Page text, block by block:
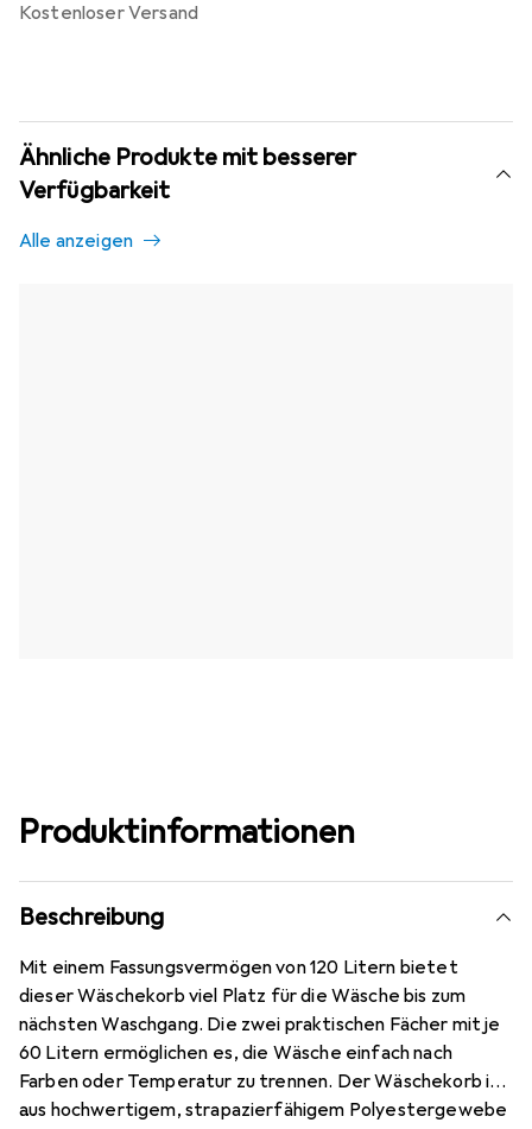
kostenloser Versand
Ähnliche Produkte mit besserer
Verfügbarkeit
Alle anzeigen
Produktinformationen
Beschreibung
Mit einem Fassungsvermögen von 120 Litern bietet
dieser Wäschekorb viel Platz für die Wäsche bis zum
nächsten Waschgang. Die zwei praktischen Fächer mit je
60 Litern ermöglichen es, die Wäsche einfach nach
Farben oder Temperatur zu trennen. Der Wäschekorb ist
aus hochwertigem, strapazierfähigem Polyestergewebe